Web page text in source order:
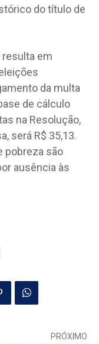
do título de
em
da multa
de cálculo
na Resolução,
será R$ 35,13.
pobreza são
ausência às
PRÓXIMO